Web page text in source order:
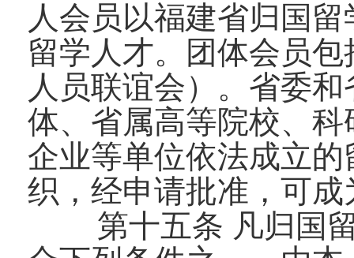
人会员以福建省归国
留学人才。团体会员
人员联谊会）。省委
体、省属高等院校、
企业等单位依法成立
织，经申请批准，可
第十五条 凡归国